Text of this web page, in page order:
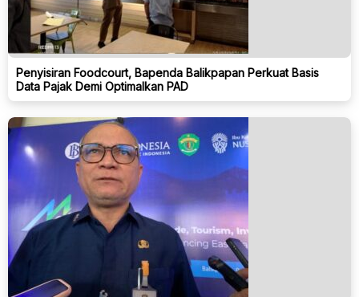
Penyisiran Foodcourt, Bapenda Balikpapan Perkuat Basis
Data Pajak Demi Optimalkan PAD